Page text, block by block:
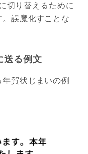
切り替えるために
誤魔化すことな
送る例文
賀状じまいの例